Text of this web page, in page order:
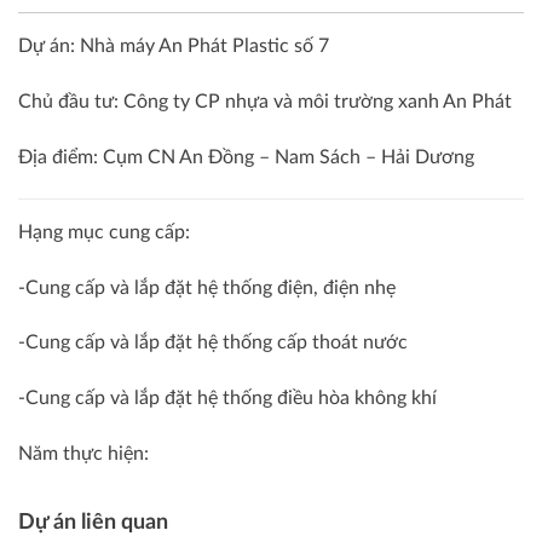
Dự án: Nhà máy An Phát Plastic số 7
Chủ đầu tư: Công ty CP nhựa và môi trường xanh An Phát
Địa điểm: Cụm CN An Đồng – Nam Sách – Hải Dương
Hạng mục cung cấp:
-Cung cấp và lắp đặt hệ thống điện, điện nhẹ
-Cung cấp và lắp đặt hệ thống cấp thoát nước
-Cung cấp và lắp đặt hệ thống điều hòa không khí
Năm thực hiện:
Dự án liên quan